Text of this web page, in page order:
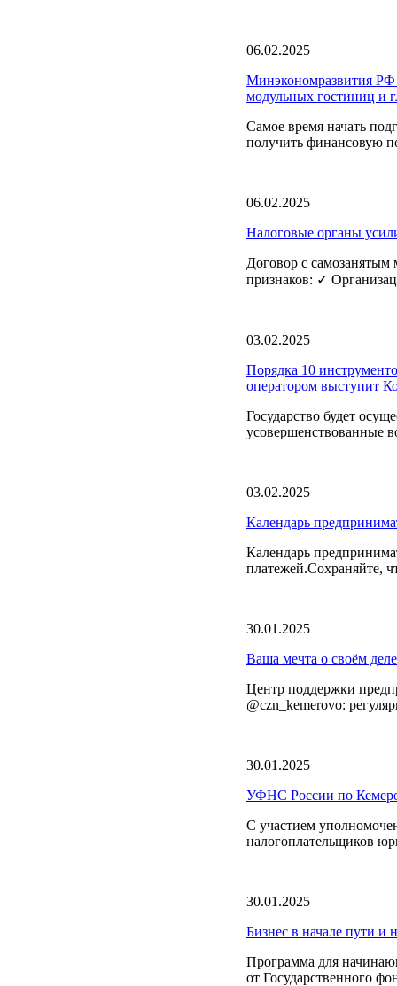
06.02.2025
Минэкономразвития РФ
модульных гостиниц и
Самое время начать
получить финансовую
06.02.2025
Налоговые органы
Договор с
признаков: ✓
03.02.2025
Порядка 10
оператором выступит
Государство будет
усовершенствованные
03.02.2025
Календарь
Календарь
платежей.Сохраняйте,
30.01.2025
Ваша мечта о своём
Центр поддержки
@czn_kemerovo:
30.01.2025
УФНС России по
C участием
налогоплательщиков
30.01.2025
Бизнес в начале пути и
Программа для
от Государственного